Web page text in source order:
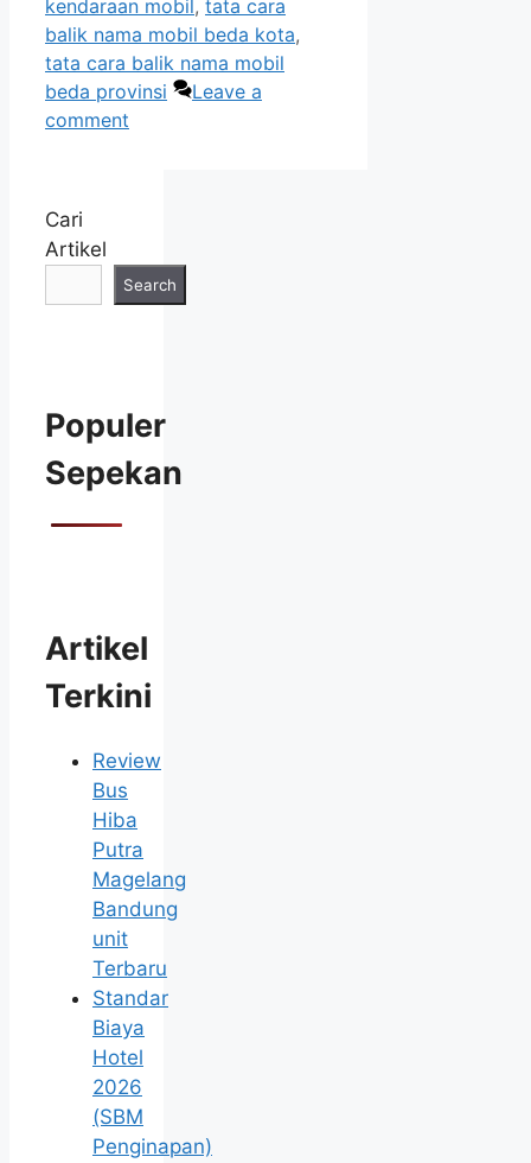
kendaraan mobil , tata cara
balik nama mobil beda kota,
tata cara balik nama mobil
beda provinsi
Leave a
comment
Cari
Artikel
Search
Populer
Sepekan
Artikel
Terkini
Review
Bus
Hiba
Putra
Magelang
Bandung
unit
Terbaru
Standar
Biaya
Hotel
2026
(SBM
Penginapan)